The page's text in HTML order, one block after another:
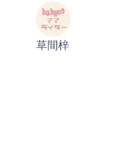
草間梓